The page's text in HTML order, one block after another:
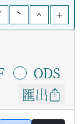
ˋ ^ +
ODS
匯出